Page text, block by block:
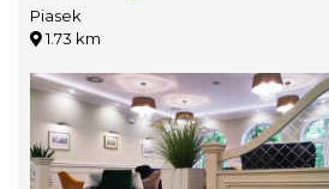
Piasek
1.73 km